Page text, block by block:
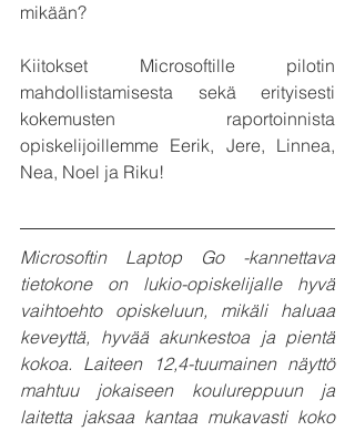
mikään?
Kiitokset Microsoftille pilotin
mahdollistamisesta sekä erityisesti
kokemusten raportoinnista
opiskelijoillemme Eerik, Jere, Linnea,
Nea, Noel ja Riku!
Microsoftin Laptop Go -kannettava
tietokone on lukio-opiskelijalle hyvä
vaihtoehto opiskeluun, mikäli haluaa
keveyttä, hyvää akunkestoa ja pientä
kokoa. Laiteen 12,4-tuumainen näyttö
mahtuu jokaiseen koulureppuun ja
laitetta jaksaa kantaa mukavasti koko